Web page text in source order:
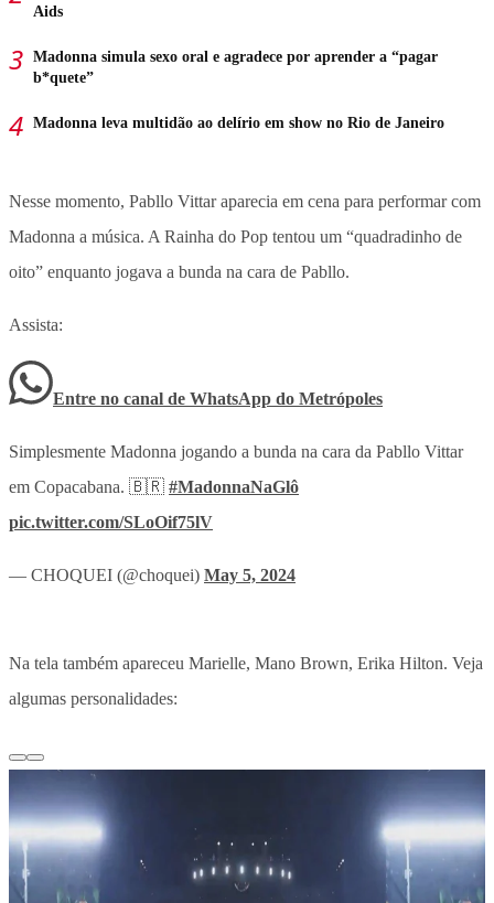
Aids
Madonna simula sexo oral e agradece por aprender a “pagar
b*quete”
Madonna leva multidão ao delírio em show no Rio de Janeiro
Nesse momento, Pabllo Vittar aparecia em cena para performar com
Madonna a música. A Rainha do Pop tentou um “quadradinho de
oito” enquanto jogava a bunda na cara de Pabllo.
Assista:
Entre no canal de WhatsApp do Metrópoles
Simplesmente Madonna jogando a bunda na cara da Pabllo Vittar
em Copacabana. 🇧🇷 #MadonnaNaGlô
pic.twitter.com/SLoOif75lV
— CHOQUEI (@choquei) May 5, 2024
Na tela também apareceu Marielle, Mano Brown, Erika Hilton. Veja
algumas personalidades: